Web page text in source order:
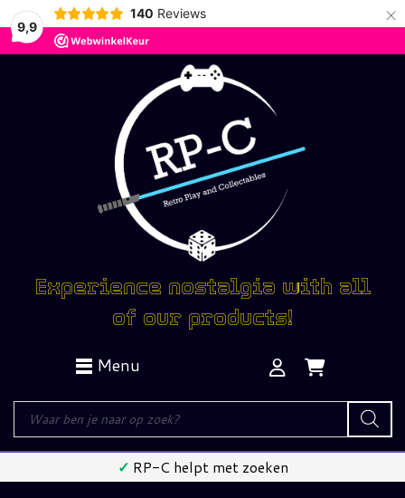
9,9
140 Reviews ×
Experience nostalgia with all
of our products!
Menu
Producten
zoeken
✓Alles getest /